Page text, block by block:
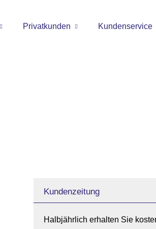
Privatkunden Kundenservice
Kundenzeitung
Halbjährlich erhalten Sie